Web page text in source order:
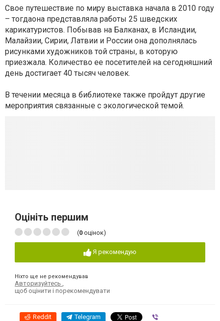
Свое путешествие по миру выставка начала в 2010 году
– тогдаона представляла работы 25 шведских
карикатуристов. Побывав на Балканах, в Исландии,
Малайзии, Сирии, Латвии и России она дополнялась
рисунками художников той страны, в которую
приезжала. Количество ее посетителей на сегодняшний
день достигает 40 тысяч человек.
В течении месяца в библиотеке также пройдут другие
мероприятия связанные с экологической темой.
Оцініть першим
(0 оцінок)
Я рекомендую
Ніхто ще не рекомендував
Авторизуйтесь
щоб оцінити і порекомендувати
Reddit Telegram